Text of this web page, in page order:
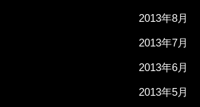
2013年8月
2013年7月
2013年6月
2013年5月